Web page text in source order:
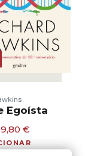
Egoísta
€
preço
atual